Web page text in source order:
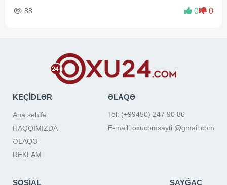
88 0 0
KEÇİDLƏR
Ana səhifə
HAQQIMIZDA
ƏLAQƏ
REKLAM
ƏLAQƏ
Tel: (+99450) 247 90 86
E-mail: oxucomsayti @gmail.com
SOSİAL SAYĞAC